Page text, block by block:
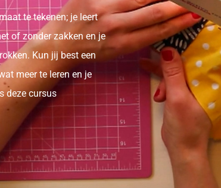
te tekenen; je leert
of zonder zakken en je
Kun jij best een
meer te leren en je
deze cursus